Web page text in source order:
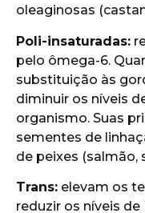
oleaginosas
Poli-insaturadas:
pelo ômega-6.
substituição às
diminuir os níveis
organismo. Suas
sementes de
de peixes (salmão,
Trans: elevam os
reduzir os níveis